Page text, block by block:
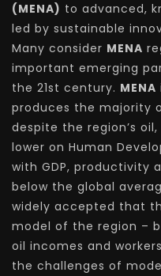
(MENA) to advanced,
led by sustainable
Many consider MENA
important emerging
the 21st century. MENA
produces the majority
despite the region’s
lower on Human
with GDP, productivity
below the global
widely accepted that
model of the region –
oil incomes and
the challenges of